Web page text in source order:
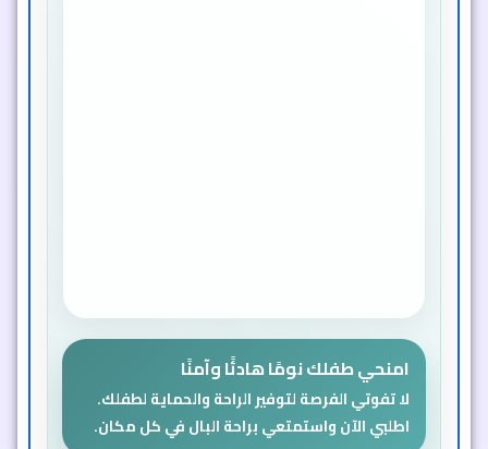
امنحي طفلك نومًا هادئًا وآمنًا
لا تفوتي الفرصة لتوفير الراحة والحماية لطفلك.
اطلبي الآن واستمتعي براحة البال في كل مكان.